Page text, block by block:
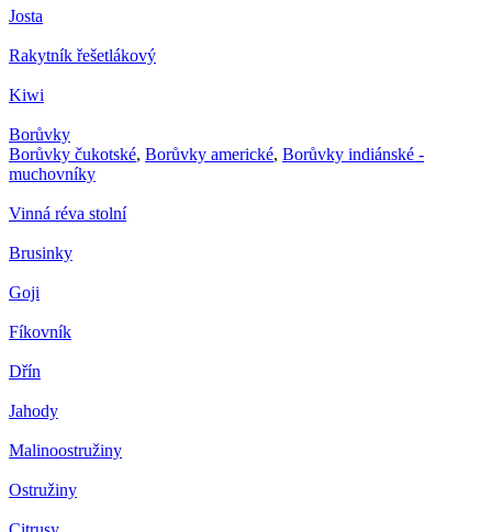
Josta
Rakytník řešetlákový
Kiwi
Borůvky
Borůvky čukotské, Borůvky americké, Borůvky indiánské -
muchovníky
Vinná réva stolní
Brusinky
Goji
Fíkovník
Dřín
Jahody
Malinoostružiny
Ostružiny